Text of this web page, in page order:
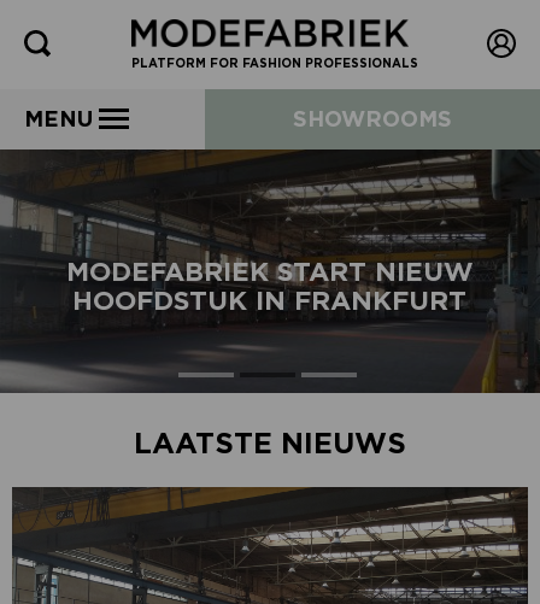
PLATFORM FOR FASHION PROFESSIONALS
MENU SHOWROOMS
MODEFABRIEK START NIEUW
HOOFDSTUK IN FRANKFURT
LAATSTE NIEUWS